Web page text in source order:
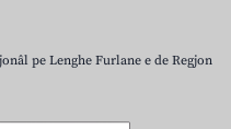
pe Lenghe Furlane e de Regjon